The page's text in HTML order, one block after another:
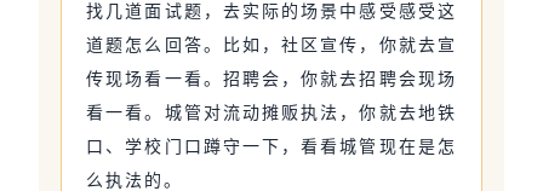
找几道面试题，去实际的场景中感受感受这
道题怎么回答。比如，社区宣传，你就去宣
传现场看一看。招聘会，你就去招聘会现场
看一看。城管对流动摊贩执法，你就去地铁
口、学校门口蹲守一下，看看城管现在是怎
么执法的。